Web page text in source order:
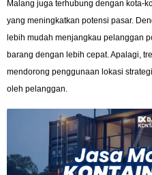
Malang juga terhubung dengan kota-
yang meningkatkan potensi pasar.
lebih mudah menjangkau pelanggan
barang dengan lebih cepat. Apalagi,
mendorong penggunaan lokasi
oleh pelanggan.